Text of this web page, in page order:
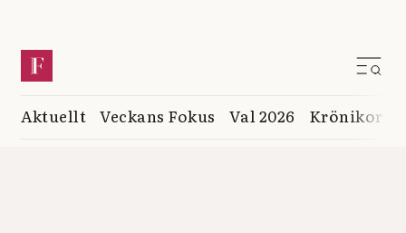
Aktuellt Veckans Fokus Val 2026 Krönikor